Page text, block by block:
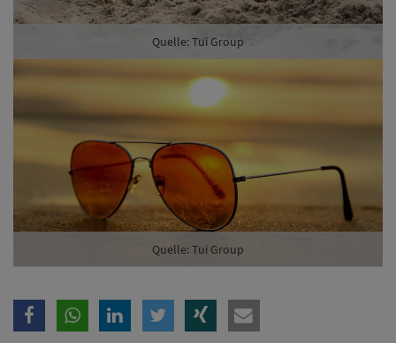
Quelle: Tui Group
Quelle: Tui Group